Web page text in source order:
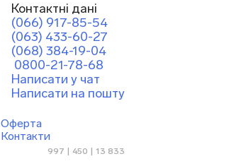
Контактні дані
(066) 917-85-54
(063) 433-60-27
(068) 384-19-04
0800-21-78-68
Написати у чат
Написати на пошту
Оферта
Контакти
997 | 450 | 13 833